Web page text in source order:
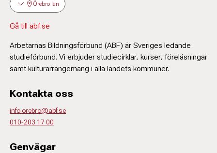
Örebro län
Gå till abf.se
Arbetarnas Bildningsförbund (ABF) är Sveriges ledande
studieförbund. Vi erbjuder studiecirklar, kurser, föreläsningar
samt kulturarrangemang i alla landets kommuner.
Kontakta oss
info.orebro@abf.se
010-203 17 00
Genvägar